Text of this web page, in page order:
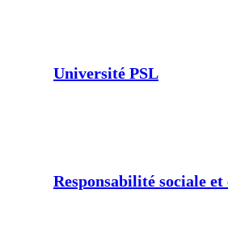
Université PSL
Responsabilité sociale